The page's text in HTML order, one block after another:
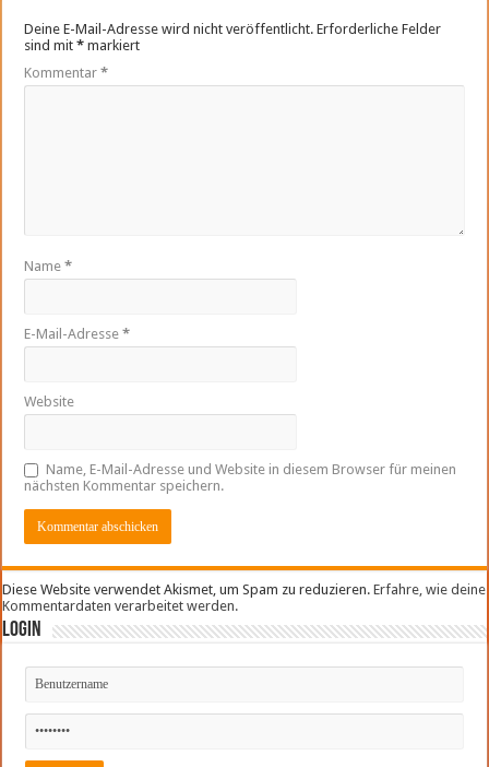
Deine E-Mail-Adresse wird nicht veröffentlicht. Erforderliche Felder
sind mit* markiert
Kommentar*
Name*
E-Mail-Adresse*
Website
Name, E-Mail-Adresse und Website in diesem Browser für meinen
nächsten Kommentar speichern.
Diese Website verwendet Akismet, um Spam zu reduzieren.Erfahre, wie deine
Kommentardaten verarbeitet werden.
Login